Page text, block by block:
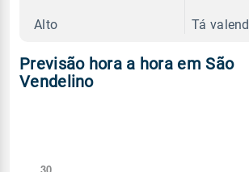
Alto Tá
Previsão hora a hora em São
Vendelino